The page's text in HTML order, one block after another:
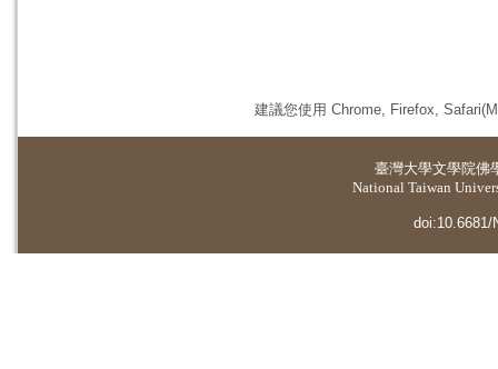
建議您使用 Chrome, Firefox,
臺灣大學文學院佛
National Taiwan
doi:10.6681/